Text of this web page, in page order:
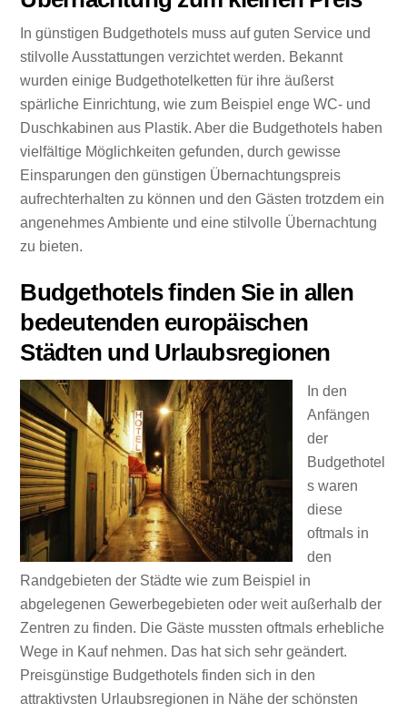
In günstigen Budgethotels muss auf guten Service und
stilvolle Ausstattungen verzichtet werden. Bekannt
wurden einige Budgethotelketten für ihre äußerst
spärliche Einrichtung, wie zum Beispiel enge WC- und
Duschkabinen aus Plastik. Aber die Budgethotels haben
vielfältige Möglichkeiten gefunden, durch gewisse
Einsparungen den günstigen Übernachtungspreis
aufrechterhalten zu können und den Gästen trotzdem ein
angenehmes Ambiente und eine stilvolle Übernachtung
zu bieten.
Budgethotels finden Sie in allen
bedeutenden europäischen
Städten und Urlaubsregionen
In den
Anfängen
der
Budgethotel
s waren
diese
oftmals in
den
Randgebieten der Städte wie zum Beispiel in
abgelegenen Gewerbegebieten oder weit außerhalb der
Zentren zu finden. Die Gäste mussten oftmals erhebliche
Wege in Kauf nehmen. Das hat sich sehr geändert.
Preisgünstige Budgethotels finden sich in den
attraktivsten Urlaubsregionen in Nähe der schönsten